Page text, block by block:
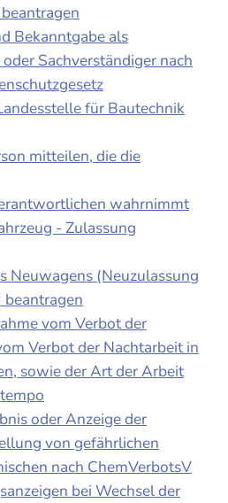
Bekanntgabe als
Sachverständiger nach
für Bautechnik
mitteilen, die die
wahrnimmt
- Zulassung
Neuwagens (Neuzulassung
beantragen
vom Verbot der
Verbot der Nachtarbeit in
sowie der Art der Arbeit
oder Anzeige der
von gefährlichen
nach ChemVerbotsV
bei Wechsel der